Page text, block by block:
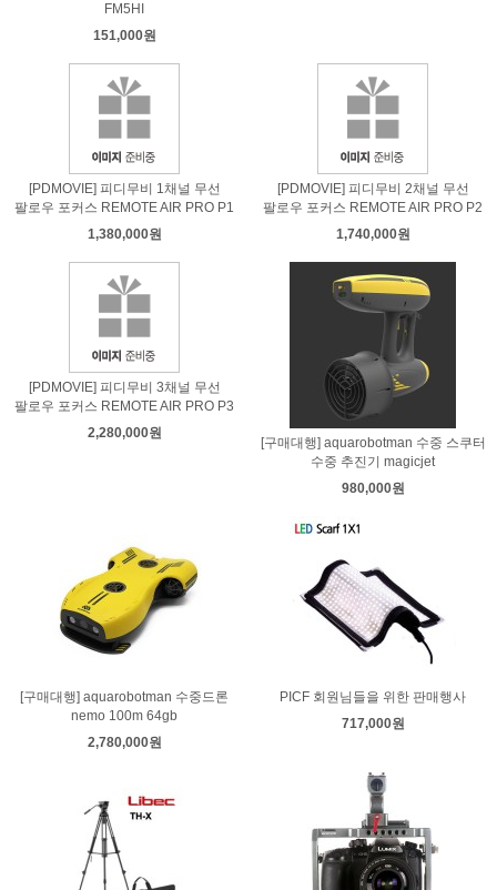
FM5HI
151,000원
[PDMOVIE] 피디무비 1채널 무선
팔로우 포커스 REMOTE AIR PRO P1
1,380,000원
[PDMOVIE] 피디무비 2채널 무선
팔로우 포커스 REMOTE AIR PRO P2
1,740,000원
[PDMOVIE] 피디무비 3채널 무선
팔로우 포커스 REMOTE AIR PRO P3
2,280,000원
[구매대행] aquarobotman 수중 스쿠터
수중 추진기 magicjet
980,000원
[구매대행] aquarobotman 수중드론
nemo 100m 64gb
2,780,000원
PICF 회원님들을 위한 판매행사
717,000원